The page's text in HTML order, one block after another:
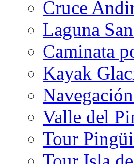
Cruce
Laguna
Caminata
Kayak
Valle del
Tour